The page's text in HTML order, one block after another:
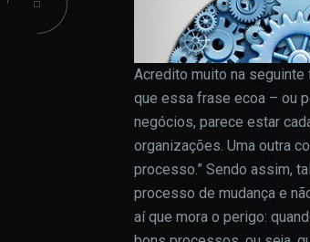
Acredito muito na seguinte
que essa frase ecoa – ou
negócios, parece estar
organizações. Uma outra
processo.” Sendo assim,
processo de mudança e
aí que mora o perigo: